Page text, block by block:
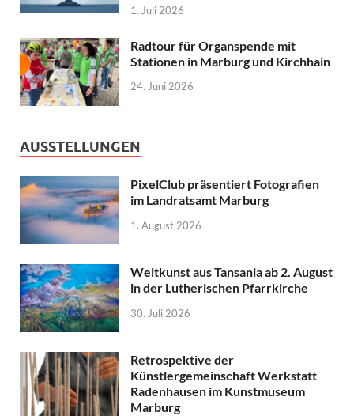
1. Juli 2026
Radtour für Organspende mit
Stationen in Marburg und Kirchhain
24. Juni 2026
AUSSTELLUNGEN
PixelClub präsentiert Fotografien
im Landratsamt Marburg
1. August 2026
Weltkunst aus Tansania ab 2. August
in der Lutherischen Pfarrkirche
30. Juli 2026
Retrospektive der
Künstlergemeinschaft Werkstatt
Radenhausen im Kunstmuseum
Marburg